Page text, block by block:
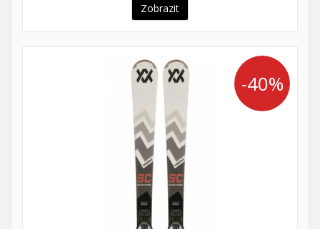
Zobrazit
-40%